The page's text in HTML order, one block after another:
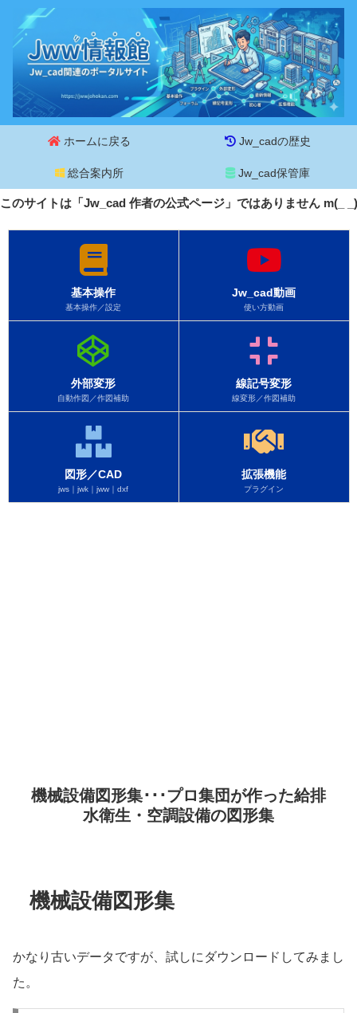
ホームに戻る Jw_cadの歴史
総合案内所 Jw_cad保管庫
このサイトは「Jw_cad 作者の公式ページ」ではありません
基本操作
基本操作／設定
Jw_cad動画
使い方動画
外部変形
自動作図／作図補助
線記号変形
線変形／作図補助
図形／CAD
jws｜jwk｜jww｜dxf
拡張機能
プラグイン
機械設備図形集･･･プロ集団が作った給排
水衛生・空調設備の図形集
機械設備図形集
かなり古いデータですが、試しにダウンロードしてみまし
た。